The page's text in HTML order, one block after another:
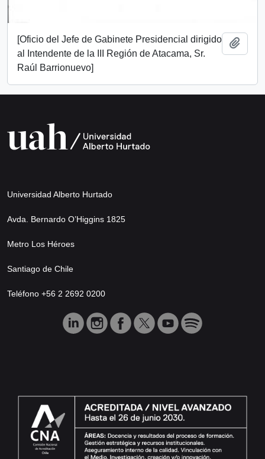
[Oficio del Jefe de Gabinete Presidencial dirigido
al Intendente de la III Región de Atacama, Sr.
Raúl Barrionuevo]
Universidad Alberto Hurtado
Avda. Bernardo O’Higgins 1825
Metro Los Héroes
Santiago de Chile
Teléfono +56 2 2692 0200